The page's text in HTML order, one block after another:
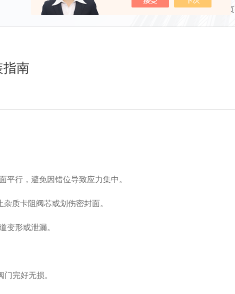
当前位置： 首页
指南
平行，避免因错位导致应力集中。
质卡阻阀芯或划伤密封面。
变形或泄漏。
完好无损。